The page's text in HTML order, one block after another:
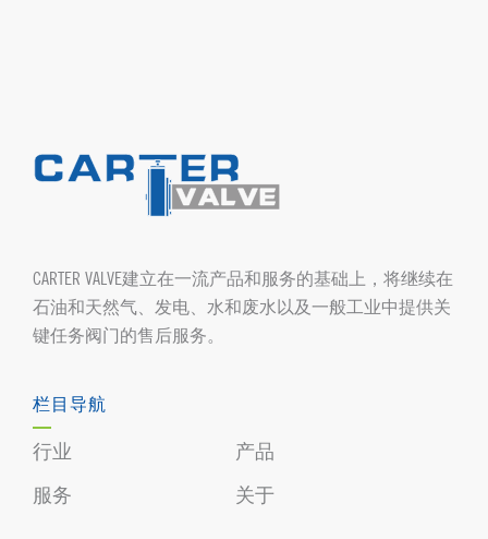
CARTER VALVE建立在一流产品和服务的基础上，将继续在
石油和天然气、发电、水和废水以及一般工业中提供关
键任务阀门的售后服务。
栏目导航
行业
产品
服务
关于